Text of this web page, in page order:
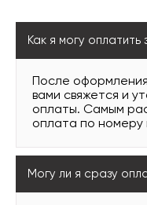
Как я могу оплатить
После
вами свяжется и
оплаты. Самым
оплата по номеру
Могу ли я сразу